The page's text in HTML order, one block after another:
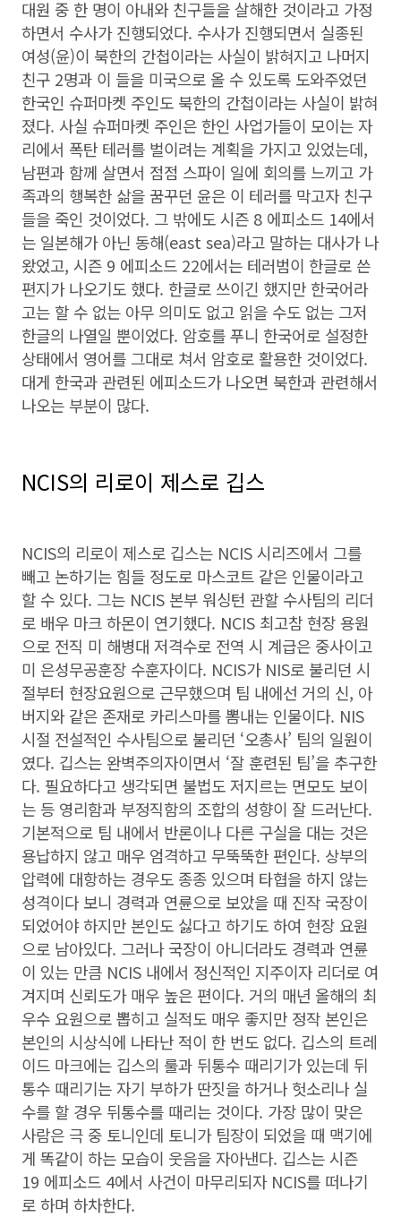
대원 중 한 명이 아내와 친구들을 살해한 것이라고 가정
하면서 수사가 진행되었다. 수사가 진행되면서 실종된
여성(윤)이 북한의 간첩이라는 사실이 밝혀지고 나머지
친구 2명과 이 들을 미국으로 올 수 있도록 도와주었던
한국인 슈퍼마켓 주인도 북한의 간첩이라는 사실이 밝혀
졌다. 사실 슈퍼마켓 주인은 한인 사업가들이 모이는 자
리에서 폭탄 테러를 벌이려는 계획을 가지고 있었는데,
남편과 함께 살면서 점점 스파이 일에 회의를 느끼고 가
족과의 행복한 삶을 꿈꾸던 윤은 이 테러를 막고자 친구
들을 죽인 것이었다. 그 밖에도 시즌 8 에피소드 14에서
는 일본해가 아닌 동해(east sea)라고 말하는 대사가 나
왔었고, 시즌 9 에피소드 22에서는 테러범이 한글로 쓴
편지가 나오기도 했다. 한글로 쓰이긴 했지만 한국어라
고는 할 수 없는 아무 의미도 없고 읽을 수도 없는 그저
한글의 나열일 뿐이었다. 암호를 푸니 한국어로 설정한
상태에서 영어를 그대로 쳐서 암호로 활용한 것이었다.
대게 한국과 관련된 에피소드가 나오면 북한과 관련해서
나오는 부분이 많다.
NCIS의 리로이 제스로 깁스
NCIS의 리로이 제스로 깁스는 NCIS 시리즈에서 그를
빼고 논하기는 힘들 정도로 마스코트 같은 인물이라고
할 수 있다. 그는 NCIS 본부 워싱턴 관할 수사팀의 리더
로 배우 마크 하몬이 연기했다. NCIS 최고참 현장 용원
으로 전직 미 해병대 저격수로 전역 시 계급은 중사이고
미 은성무공훈장 수훈자이다. NCIS가 NIS로 불리던 시
절부터 현장요원으로 근무했으며 팀 내에선 거의 신, 아
버지와 같은 존재로 카리스마를 뽐내는 인물이다. NIS
시절 전설적인 수사팀으로 불리던 ‘오총사’ 팀의 일원이
였다. 깁스는 완벽주의자이면서 ‘잘 훈련된 팀’을 추구한
다. 필요하다고 생각되면 불법도 저지르는 면모도 보이
는 등 영리함과 부정직함의 조합의 성향이 잘 드러난다.
기본적으로 팀 내에서 반론이나 다른 구실을 대는 것은
용납하지 않고 매우 엄격하고 무뚝뚝한 편인다. 상부의
압력에 대항하는 경우도 종종 있으며 타협을 하지 않는
성격이다 보니 경력과 연륜으로 보았을 때 진작 국장이
되었어야 하지만 본인도 싫다고 하기도 하여 현장 요원
으로 남아있다. 그러나 국장이 아니더라도 경력과 연륜
이 있는 만큼 NCIS 내에서 정신적인 지주이자 리더로 여
겨지며 신뢰도가 매우 높은 편이다. 거의 매년 올해의 최
우수 요원으로 뽑히고 실적도 매우 좋지만 정작 본인은
본인의 시상식에 나타난 적이 한 번도 없다. 깁스의 트레
이드 마크에는 깁스의 룰과 뒤통수 때리기가 있는데 뒤
통수 때리기는 자기 부하가 딴짓을 하거나 헛소리나 실
수를 할 경우 뒤통수를 때리는 것이다. 가장 많이 맞은
사람은 극 중 토니인데 토니가 팀장이 되었을 때 맥기에
게 똑같이 하는 모습이 웃음을 자아낸다. 깁스는 시즌
19 에피소드 4에서 사건이 마무리되자 NCIS를 떠나기
로 하며 하차한다.